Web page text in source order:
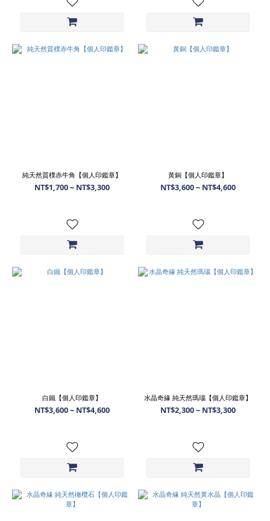
純天然質樸赤牛角【個人印鑑章】
NT$1,700 ~ NT$3,300
黃銅【個人印鑑章】
NT$3,600 ~ NT$4,600
白鐵【個人印鑑章】
NT$3,600 ~ NT$4,600
水晶奇緣 純天然瑪瑙【個人印鑑章】
NT$2,300 ~ NT$3,300